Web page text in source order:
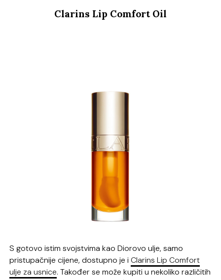
Clarins Lip Comfort Oil
S gotovo istim svojstvima kao Diorovo ulje, samo
pristupačnije cijene, dostupno je iClarins Lip Comfort
ulje za usnice. Također se može kupiti u nekoliko različitih